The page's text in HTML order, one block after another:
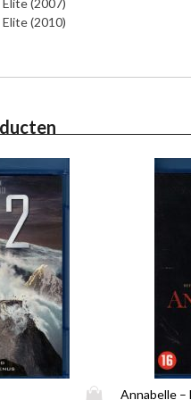
(2007)
(2010)
Annabelle –